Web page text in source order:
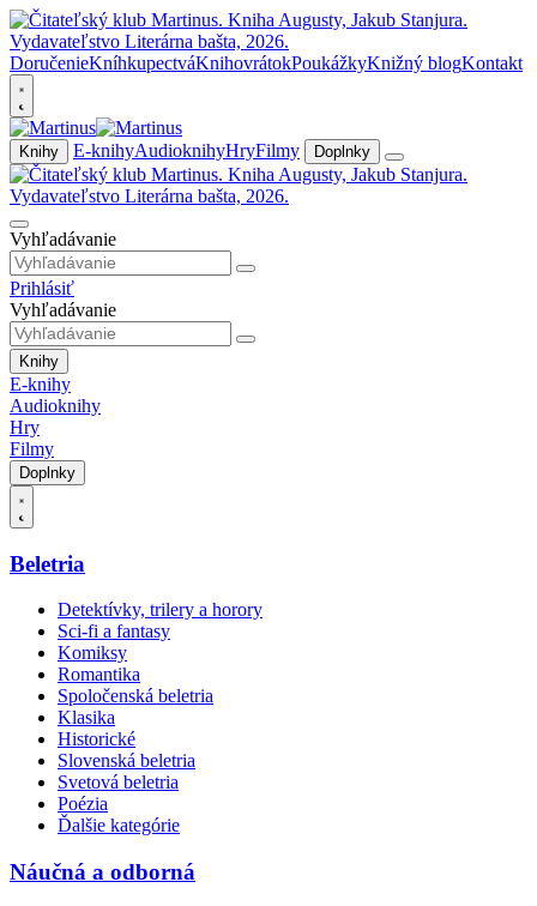
DoručenieKníhkupectváKnihovrátokPoukážkyKnižný blogKontakt
Knihy E-knihyAudioknihyHryFilmy Doplnky
Vyhľadávanie
Prihlásiť
Vyhľadávanie
Knihy
E-knihy
Audioknihy
Hry
Filmy
Doplnky
Beletria
Detektívky, trilery a horory
Sci-fi a fantasy
Komiksy
Romantika
Spoločenská beletria
Klasika
Historické
Slovenská beletria
Svetová beletria
Poézia
Ďalšie kategórie
Náučná a odborná